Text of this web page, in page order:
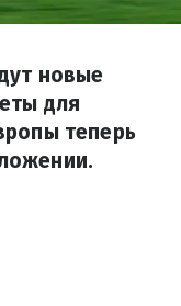
новые
для
теперь